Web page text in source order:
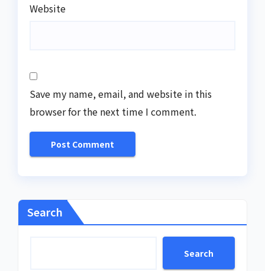
Website
Save my name, email, and website in this
browser for the next time I comment.
Search
Search